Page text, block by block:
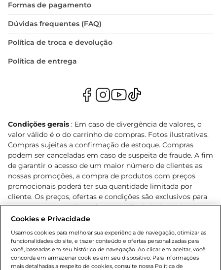
Formas de pagamento
Dúvidas frequentes (FAQ)
Política de troca e devolução
Política de entrega
Condições gerais : Em caso de divergência de valores, o
valor válido é o do carrinho de compras. Fotos ilustrativas.
Compras sujeitas a confirmação de estoque. Compras
podem ser canceladas em caso de suspeita de fraude. A fim
de garantir o acesso de um maior número de clientes as
nossas promoções, a compra de produtos com preços
promocionais poderá ter sua quantidade limitada por
cliente. Os preços, ofertas e condições são exclusivos para
o e-commerce e válidos durante o dia de hoje, podendo
sofrer alterações sem prévia notificação. Proibida a venda
Lei n.º 8069/90, art. 81, inciso II (Estatuto da Criança e do
Adolescente). Preços e condições exclusivos para o
www.bretas.com.br, podendo sofrer alterações sem aviso
Cookies e Privacidade
Usamos cookies para melhorar sua experiência de navegação, otimizar as
funcionalidades do site, e trazer conteúdo e ofertas personalizadas para
você, baseadas em seu histórico de navegação. Ao clicar em aceitar, você
concorda em armazenar cookies em seu dispositivo. Para informações
mais detalhadas a respeito de cookies, consulte nossa Política de